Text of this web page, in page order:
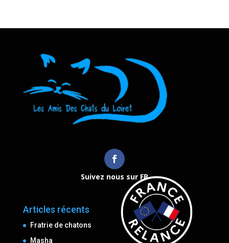
Suivez nous sur FB
Articles récents
Fratrie de chatons
Masha